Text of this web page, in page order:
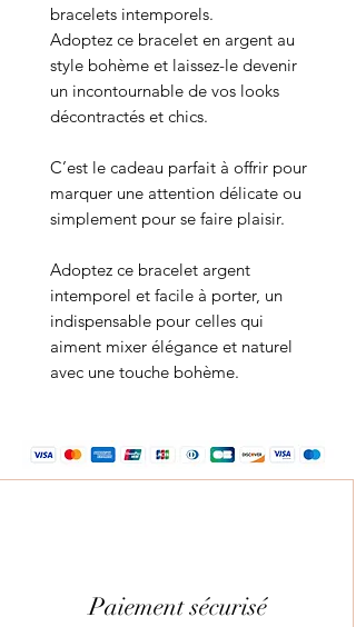
bracelets intemporels.
Adoptez ce bracelet en argent au
style bohème et laissez-le devenir
un incontournable de vos looks
décontractés et chics.
C’est le cadeau parfait à offrir pour
marquer une attention délicate ou
simplement pour se faire plaisir.
Adoptez ce bracelet argent
intemporel et facile à porter, un
indispensable pour celles qui
aiment mixer élégance et naturel
avec une touche bohème.
Paiement sécurisé